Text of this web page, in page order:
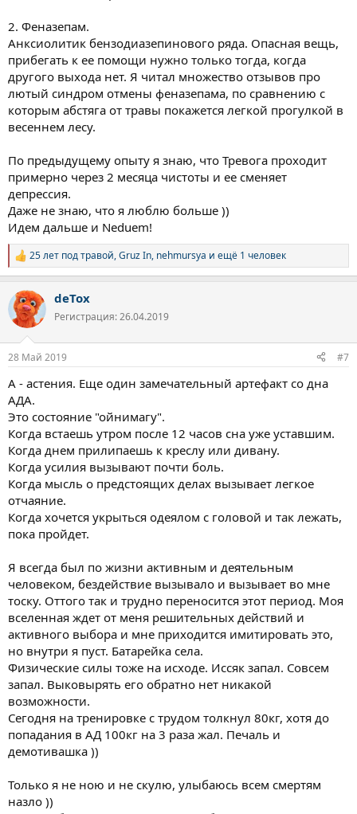
2. Феназепам.
Анксиолитик бензодиазепинового ряда. Опасная вещь,
прибегать к ее помощи нужно только тогда, когда
другого выхода нет. Я читал множество отзывов про
лютый синдром отмены феназепама, по сравнению с
которым абстяга от травы покажется легкой прогулкой в
весеннем лесу.
По предыдущему опыту я знаю, что Тревога проходит
примерно через 2 месяца чистоты и ее сменяет
депрессия.
Даже не знаю, что я люблю больше ))
Идем дальше и Neduem!
Р
е
к
ц
и
25 лет под травой,Gruz In, nehmursya и ещё 1 человек
deTox
Регистрация: 26.04.2019
28 Май 2019 #7
А - астения. Еще один замечательный артефакт со дна
АДА.
Это состояние "ойнимагу".
Когда встаешь утром после 12 часов сна уже уставшим.
Когда днем прилипаешь к креслу или дивану.
Когда усилия вызывают почти боль.
Когда мысль о предстоящих делах вызывает легкое
отчаяние.
Когда хочется укрыться одеялом с головой и так лежать,
пока пройдет.
Я всегда был по жизни активным и деятельным
человеком, бездействие вызывало и вызывает во мне
тоску. Оттого так и трудно переносится этот период. Моя
вселенная ждет от меня решительных действий и
активного выбора и мне приходится имитировать это,
но внутри я пуст. Батарейка села.
Физические силы тоже на исходе. Иссяк запал. Совсем
запал. Выковырять его обратно нет никакой
возможности.
Сегодня на тренировке с трудом толкнул 80кг, хотя до
попадания в АД 100кг на 3 раза жал. Печаль и
демотивашка ))
Только я не ною и не скулю, улыбаюсь всем смертям
назло ))